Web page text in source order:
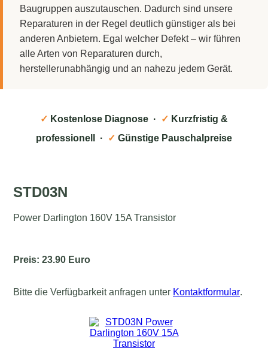
Baugruppen auszutauschen. Dadurch sind unsere
Reparaturen in der Regel deutlich günstiger als bei
anderen Anbietern. Egal welcher Defekt – wir führen
alle Arten von Reparaturen durch,
herstellerunabhängig und an nahezu jedem Gerät.
✓ Kostenlose Diagnose · ✓ Kurzfristig &
professionell ·
✓ Günstige Pauschalpreise
STD03N
Power Darlington 160V 15A Transistor
Preis: 23.90 Euro
Bitte die Verfügbarkeit anfragen unter Kontaktformular.